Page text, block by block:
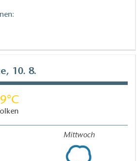
10. 8.
Mittwoch